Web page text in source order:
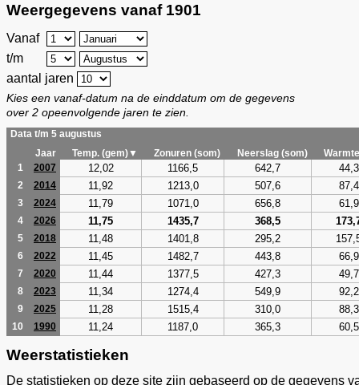
Weergegevens vanaf 1901
Vanaf
t/m
aantal jaren
Kies een vanaf-datum na de einddatum om de gegevens
over 2 opeenvolgende jaren te zien.
Data t/m 5 augustus
Jaar
Temp. (gem)▼ Zonuren (som) Neerslag (som)
1
2007 12,02 1166,5 642,7 44,3
2 2014 11,92 1213,0 507,6 87,4
3 2024 11,79 1071,0 656,8 61,9
4 2026 11,75 1435,7 368,5
5 2018 11,48 1401,8 295,2
6 2022 11,45 1482,7 443,8 66,9
7 2020 11,44 1377,5 427,3 49,7
8 2023 11,34 1274,4 549,9 92,2
9 2025 11,28 1515,4 310,0 88,3
10 1990 11,24 1187,0 365,3 60,5
Weerstatistieken
De statistieken op deze site zijn gebaseerd op de gegevens